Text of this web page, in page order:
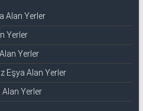
Alan Yerler
Yerler
Yerler
Eşya Alan Yerler
Alan Yerler